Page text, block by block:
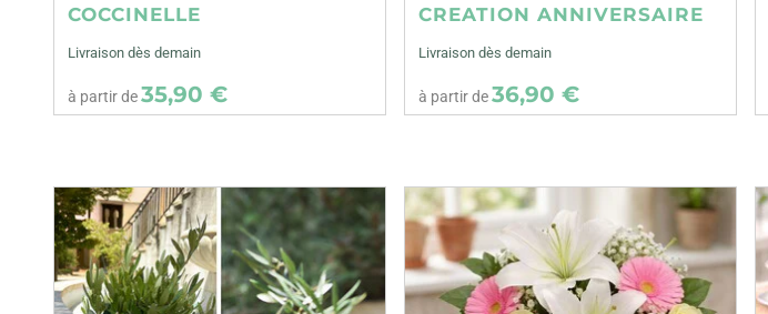
COCCINELLE
Livraison dès demain
à partir de35,90 €
CREATION ANNIVERSAIRE
Livraison dès demain
à partir de36,90 €